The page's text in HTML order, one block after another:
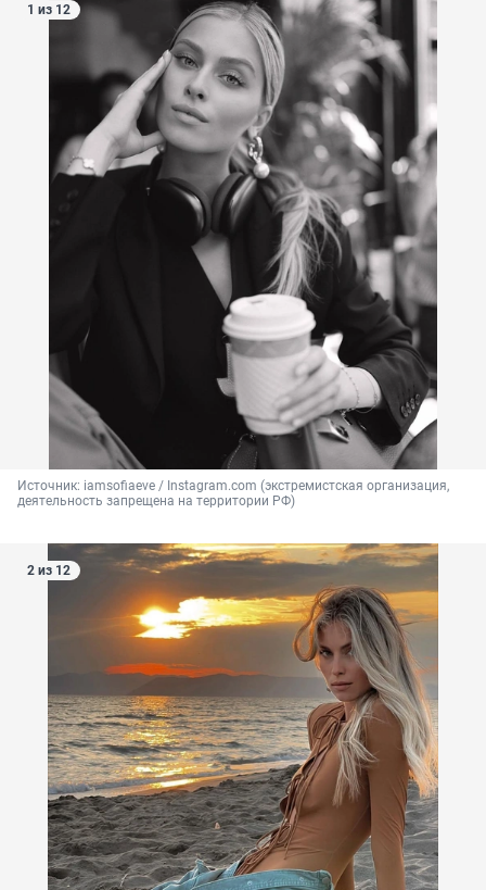
1 из 12
Источник: iamsofiaeve / Instagram.com (экстремистская организация,
деятельность запрещена на территории РФ)
2 из 12